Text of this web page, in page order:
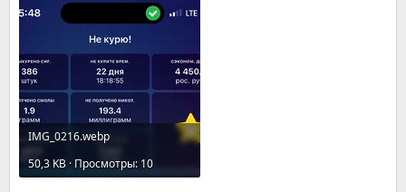
IMG_0216.webp
50,3 KB · Просмотры: 10